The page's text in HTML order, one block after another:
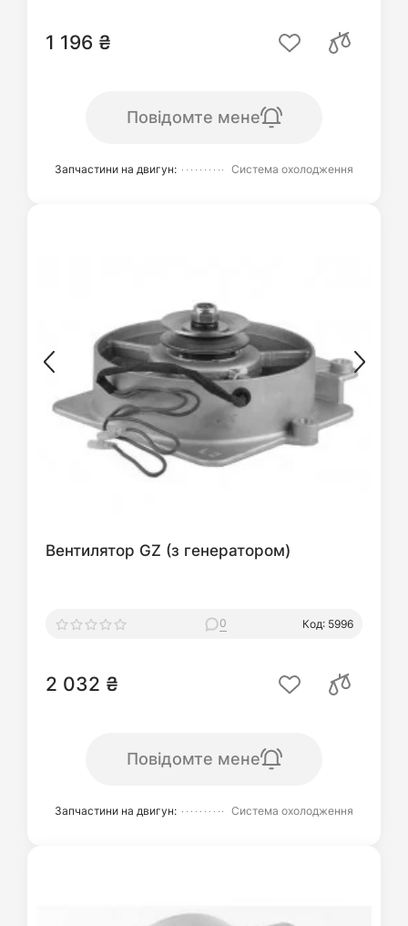
1 196 ₴
Повідомте мене
Запчастини на двигун: Система охолодження
Вентилятор GZ (з генератором)
0 Код: 5996
2 032 ₴
Повідомте мене
Запчастини на двигун: Система охолодження